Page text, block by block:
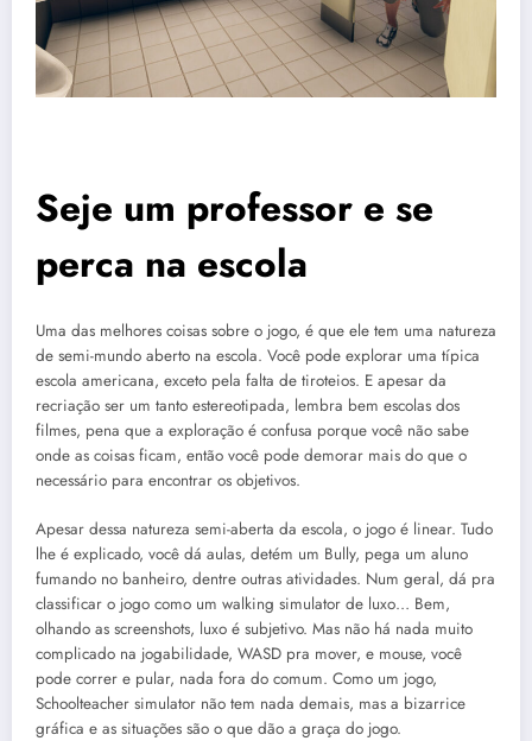
Seje um professor e se
perca na escola
Uma das melhores coisas sobre o jogo, é que ele tem uma natureza
de semi-mundo aberto na escola. Você pode explorar uma típica
escola americana, exceto pela falta de tiroteios. E apesar da
recriação ser um tanto estereotipada, lembra bem escolas dos
filmes, pena que a exploração é confusa porque você não sabe
onde as coisas ficam, então você pode demorar mais do que o
necessário para encontrar os objetivos.
Apesar dessa natureza semi-aberta da escola, o jogo é linear. Tudo
lhe é explicado, você dá aulas, detém um Bully, pega um aluno
fumando no banheiro, dentre outras atividades. Num geral, dá pra
classificar o jogo como um walking simulator de luxo… Bem,
olhando as screenshots, luxo é subjetivo. Mas não há nada muito
complicado na jogabilidade, WASD pra mover, e mouse, você
pode correr e pular, nada fora do comum. Como um jogo,
Schoolteacher simulator não tem nada demais, mas a bizarrice
gráfica e as situações são o que dão a graça do jogo.